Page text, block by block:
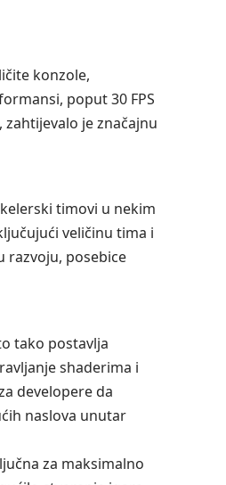
konzole,
poput 30 FPS
je značajnu
timovi u nekim
veličinu tima i
razvoju, posebice
tako postavlja
shaderima i
developere da
naslova unutar
za maksimalno